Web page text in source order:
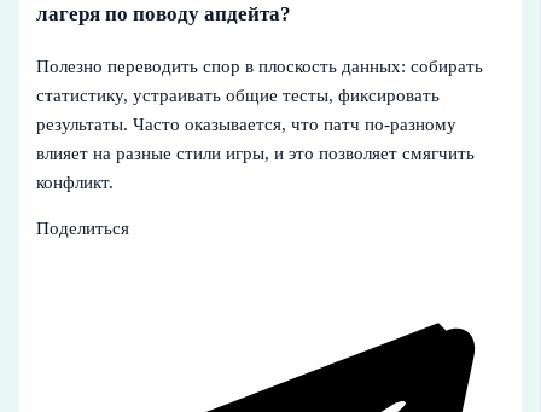
лагеря по поводу апдейта?
Полезно переводить спор в плоскость данных: собирать
статистику, устраивать общие тесты, фиксировать
результаты. Часто оказывается, что патч по-разному
влияет на разные стили игры, и это позволяет смягчить
конфликт.
Поделиться